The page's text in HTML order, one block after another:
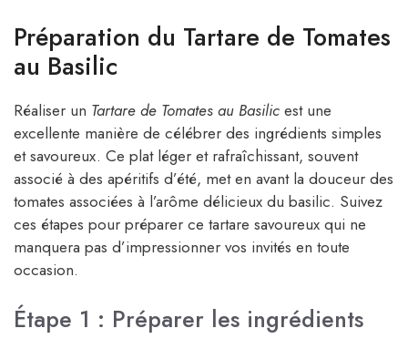
Préparation du Tartare de Tomates
au Basilic
Réaliser un Tartare de Tomates au Basilic est une
excellente manière de célébrer des ingrédients simples
et savoureux. Ce plat léger et rafraîchissant, souvent
associé à des apéritifs d’été, met en avant la douceur des
tomates associées à l’arôme délicieux du basilic. Suivez
ces étapes pour préparer ce tartare savoureux qui ne
manquera pas d’impressionner vos invités en toute
occasion.
Étape 1 : Préparer les ingrédients